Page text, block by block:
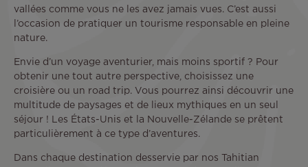
vallées comme vous ne les avez jamais vues. C’est aussi
l’occasion de pratiquer un tourisme responsable en pleine
nature.
Envie d’un voyage aventurier, mais moins sportif ? Pour
obtenir une tout autre perspective, choisissez une
croisière ou un road trip. Vous pourrez ainsi découvrir une
multitude de paysages et de lieux mythiques en un seul
séjour ! Les États-Unis et la Nouvelle-Zélande se prêtent
particulièrement à ce type d’aventures.
Dans chaque destination desservie par nos Tahitian